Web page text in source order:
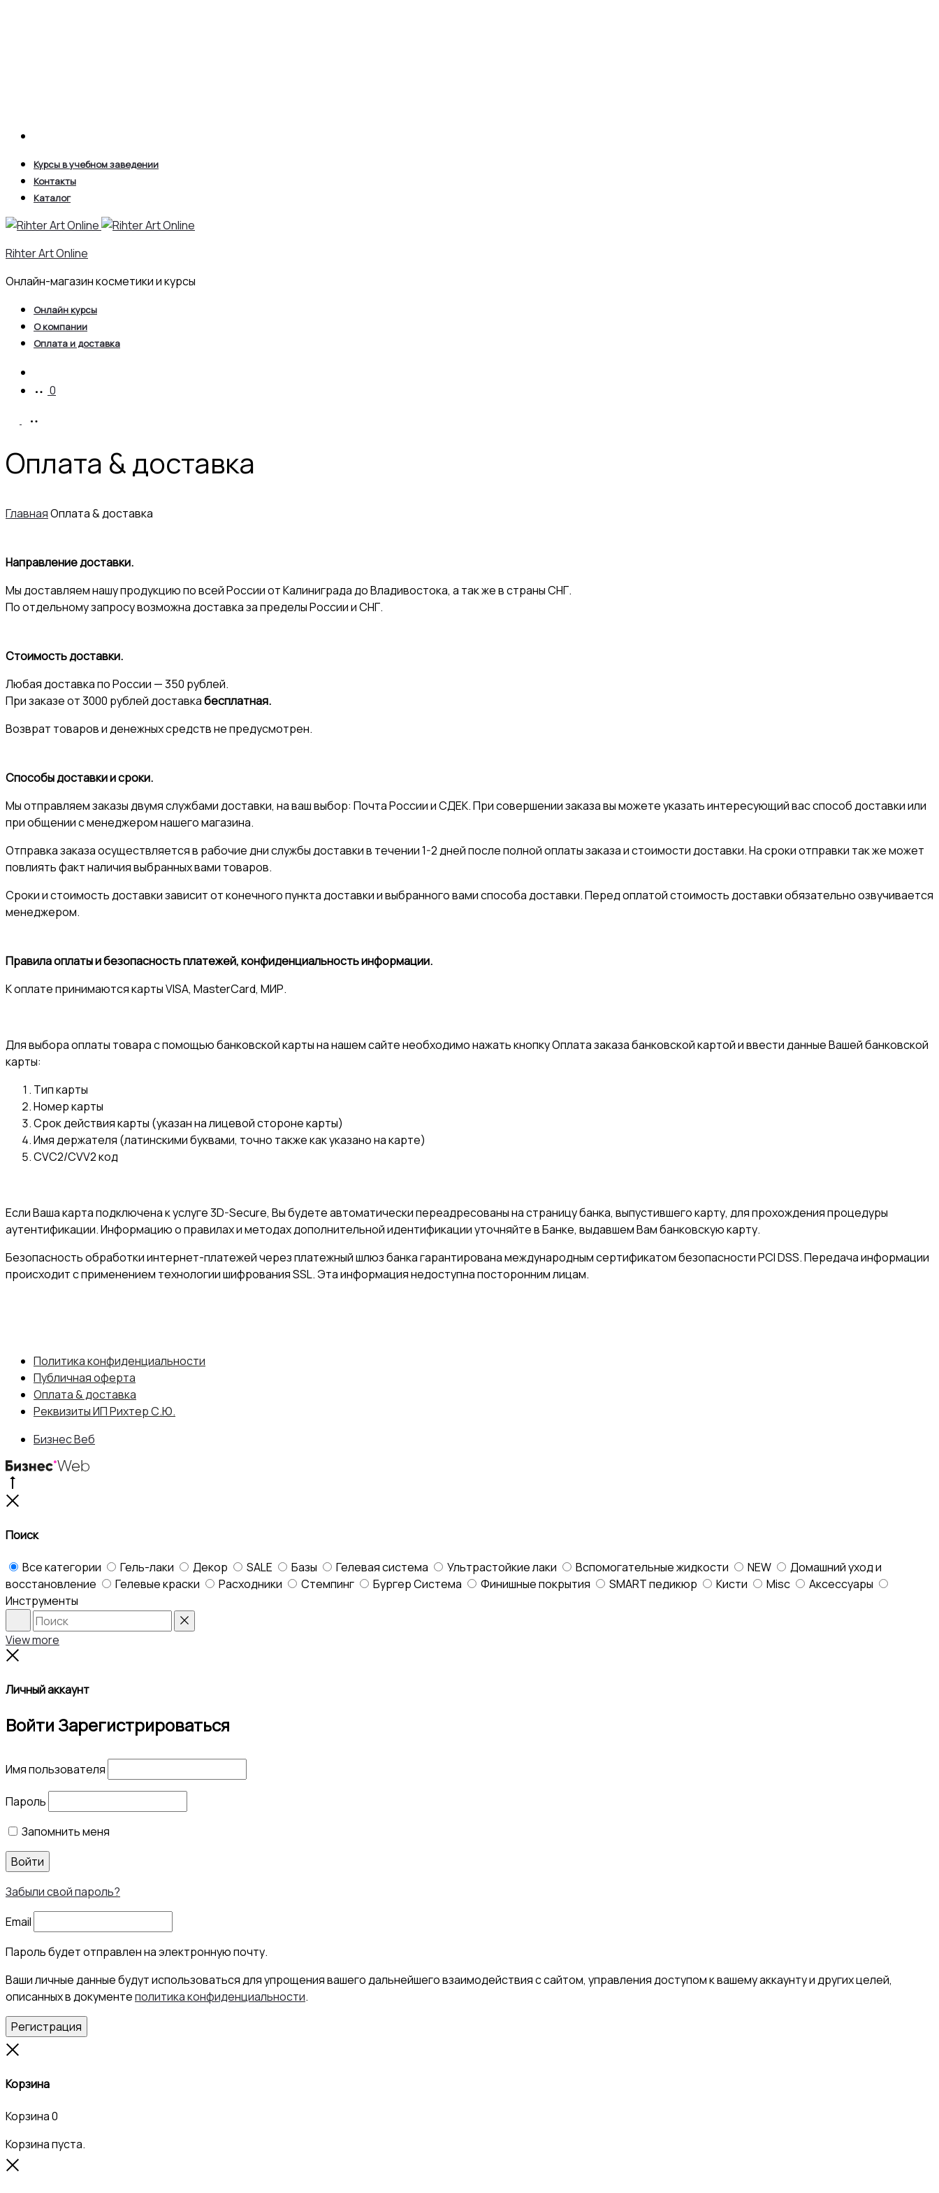
Курсы в учебном заведении
Контакты
Каталог
Rihter Art Online
Онлайн-магазин косметики и курсы
Онлайн курсы
О компании
Оплата и доставка
0
Оплата & доставка
ГлавнаяОплата & доставка
Направление доставки.
Мы доставляем нашу продукцию по всей России от Калиниграда до Владивостока, а так же в страны СНГ.
По отдельному запросу возможна доставка за пределы России и СНГ.
Стоимость доставки.
Любая доставка по России — 350 рублей.
При заказе от 3000 рублей доставкабесплатная.
Возврат товаров и денежных средств не предусмотрен.
Способы доставки и сроки.
Мы отправляем заказы двумя службами доставки, на ваш выбор: Почта России и СДЕК. При совершении заказа вы можете указать интересующий вас способ доставки или
при общении с менеджером нашего магазина.
Отправка заказа осуществляется в рабочие дни службы доставки в течении 1-2 дней после полной оплаты заказа и стоимости доставки. На сроки отправки так же может
повлиять факт наличия выбранных вами товаров.
Сроки и стоимость доставки зависит от конечного пункта доставки и выбранного вами способа доставки. Перед оплатой стоимость доставки обязательно озвучивается
менеджером.
Правила оплаты и безопасность платежей, конфиденциальность информации.
К оплате принимаются карты VISA, MasterCard, МИР.
Для выбора оплаты товара с помощью банковской карты на нашем сайте необходимо нажать кнопку Оплата заказа банковской картой и ввести данные Вашей банковской
карты:
Тип карты
Номер карты
Срок действия карты (указан на лицевой стороне карты)
Имя держателя (латинскими буквами, точно также как указано на карте)
CVC2/CVV2 код
Если Ваша карта подключена к услуге 3D-Secure, Вы будете автоматически переадресованы на страницу банка, выпустившего карту, для прохождения процедуры
аутентификации. Информацию о правилах и методах дополнительной идентификации уточняйте в Банке, выдавшем Вам банковскую карту.
Безопасность обработки интернет-платежей через платежный шлюз банка гарантирована международным сертификатом безопасности PCI DSS. Передача информации
происходит с применением технологии шифрования SSL. Эта информация недоступна посторонним лицам.
Политика конфиденциальности
Публичная оферта
Оплата & доставка
Реквизиты ИП Рихтер С.Ю.
Бизнес Веб
Поиск
Все категории Гель-лаки Декор SALE Базы Гелевая система Ультрастойкие лаки Вспомогательные жидкости NEW
Домашний уход и
восстановление
Гелевые краски Расходники Стемпинг Бургер Система Финишные покрытия SMART педикюр Кисти Misc
Аксессуары
Инструменты
Search Reset
View more
Личный аккаунт
ВойтиЗарегистрироваться
Имя пользователя
Пароль
Запомнить меня
Войти
Забыли свой пароль?
Email
Пароль будет отправлен на электронную почту.
Ваши личные данные будут использоваться для упрощения вашего дальнейшего взаимодействия с сайтом, управления доступом к вашему аккаунту и других целей,
описанных в документеполитика конфиденциальности.
Регистрация
Корзина
Корзина0
Корзина пуста.